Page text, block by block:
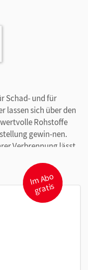
Schad- und für
lassen sich über den
Rohstoffe
gewin-nen.
Verbrennung lässt
Im Abwasser
multiresistente
soll den
den
können.
durch
Abwasser gefunden
können.
I
m
A
b
o
gr
atis